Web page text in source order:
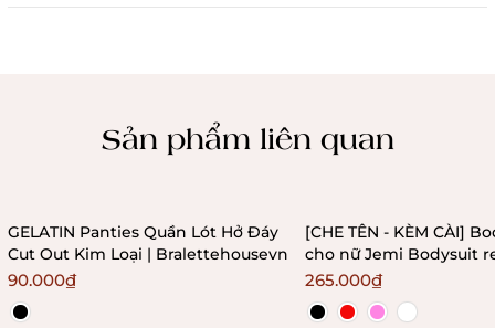
Sản phẩm liên quan
GELATIN Panties Quần Lót Hở Đáy
Cut Out Kim Loại | Bralettehousevn
90.000₫
[CHE TÊN - KÈM CÀI]
cho nữ Jemi Bodysuit
không gọng không
Bralettehousevn
265.000₫